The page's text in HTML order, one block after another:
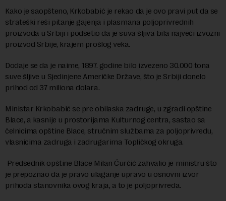
Kako je saopšteno, Krkobabić je rekao da je ovo pravi put da se
strateški reši pitanje gajenja i plasmana poljoprivrednih
proizvoda u Srbiji i podsetio da je suva šljiva bila najveći izvozni
proizvod Srbije, krajem prošlog veka.
Dodaje se da je naime, 1897. godine bilo izvezeno 30.000 tona
suve šljive u Sjedinjene Američke Države, što je Srbiji donelo
prihod od 37 miliona dolara.
Ministar Krkobabić se pre obilaska zadruge, u zgradi opštine
Blace, a kasnije u prostorijama Kulturnog centra, sastao sa
čelnicima opštine Blace, stručnim službama za poljoprivredu,
vlasnicima zadruga i zadrugarima Topličkog okruga.
Predsednik opštine Blace Milan Ćurčić zahvalio je ministru što
je prepoznao da je pravo ulaganje upravo u osnovni izvor
prihoda stanovnika ovog kraja, a to je poljoprivreda.